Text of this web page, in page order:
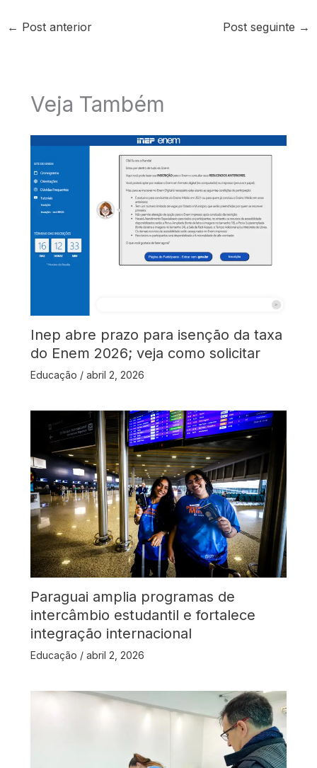
← Post anterior Post seguinte →
Veja Também
Inep abre prazo para isenção da taxa
do Enem 2026; veja como solicitar
Educação / abril 2, 2026
Paraguai amplia programas de
intercâmbio estudantil e fortalece
integração internacional
Educação / abril 2, 2026